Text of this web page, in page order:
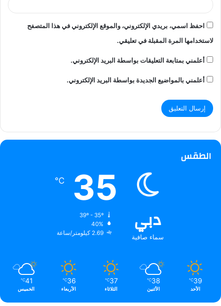
احفظ اسمي، بريدي الإلكتروني، والموقع الإلكتروني في هذا المتصفح
لاستخدامها المرة المقبلة في تعليقي.
أعلمني بمتابعة التعليقات بواسطة البريد الإلكتروني.
أعلمني بالمواضيع الجديدة بواسطة البريد الإلكتروني.
الطقس
دبي
سماء صافية
35
℃
40%
2.69 كيلومتر/ساعة
39
℃
الأحد
38
℃
الأثنين
37
℃
الثلاثاء
36
℃
الأربعاء
41
℃
الخميس